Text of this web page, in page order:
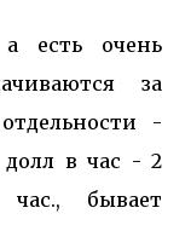
есть очень
за
-
долл в час - 2
бывает